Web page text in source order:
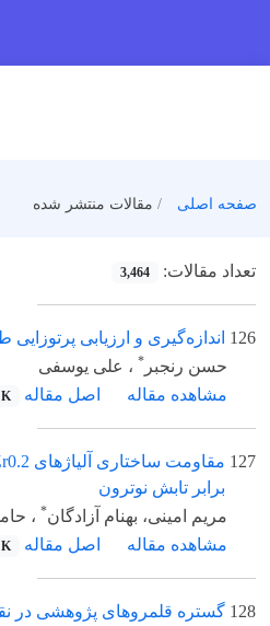
صفحه اصلی مقالات منتشر شده
تعداد مقالات: 3,464
126 اندازه‌گیری و ارزیابی
حسن رنجبر * ، علی یوسفی
مشاهده مقاله
اصل مقاله K
127
برابر تابش نوترون
مریم امینی، بهنام آزادگان* ،
مشاهده مقاله
اصل مقاله K
128 گستره قلمروهای پژوهشی در